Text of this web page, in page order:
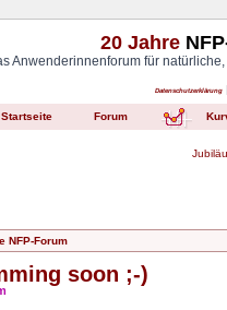
20 Jahre
Anwenderinnenforum für
Datenschutzerklärung
Startseite Forum
NFP-Forum
soon ;-)